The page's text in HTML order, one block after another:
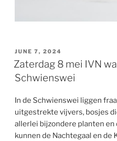
POSTED
ON
JUNE 7, 2024
Zaterdag 8 mei IVN
Schwienswei
In de Schwienswei liggen
uitgestrekte vijvers, bosjes
allerlei bijzondere planten en
kunnen de Nachtegaal en de